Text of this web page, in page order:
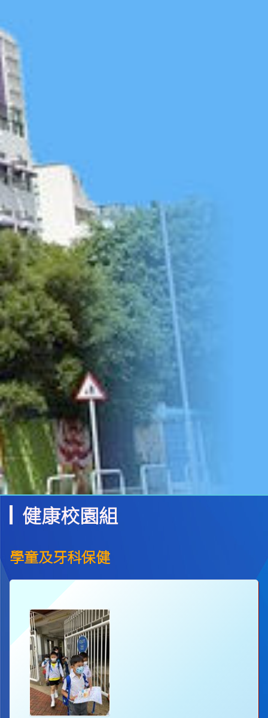
健康校園組
學童及牙科保健